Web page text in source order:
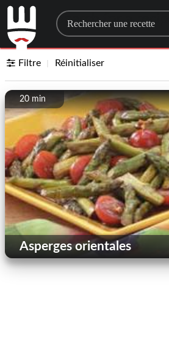
Search for a recipe
Filtre Réinitialiser
20 min
Asperges orientales